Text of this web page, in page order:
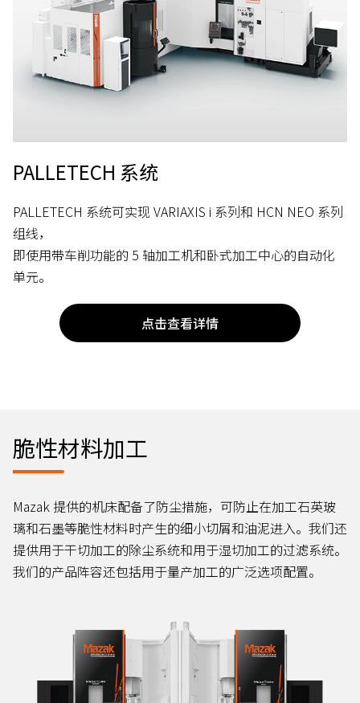
PALLETECH 系统
PALLETECH 系统可实现 VARIAXIS i 系列和 HCN NEO 系列
组线，
即使用带车削功能的 5 轴加工机和卧式加工中心的自动化
单元。
点击查看详情
脆性材料加工
Mazak 提供的机床配备了防尘措施，可防止在加工石英玻
璃和石墨等脆性材料时产生的细小切屑和油泥进入。我们还
提供用于干切加工的除尘系统和用于湿切加工的过滤系统。
我们的产品阵容还包括用于量产加工的广泛选项配置。